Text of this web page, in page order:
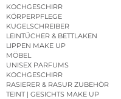
KOCHGESCHIRR
KÖRPERPFLEGE
KUGELSCHREIBER
LEINTÜCHER & BETTLAKEN
LIPPEN MAKE UP
MÖBEL
UNISEX PARFUMS
KOCHGESCHIRR
RASIERER & RASUR ZUBEHÖR
TEINT | GESICHTS MAKE UP